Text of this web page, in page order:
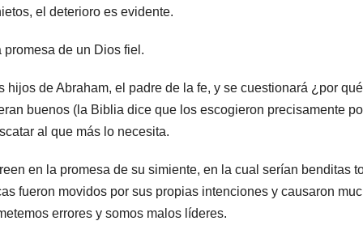
el deterioro es evidente.
de un Dios fiel.
de Abraham, el padre de la fe, y se cuestionará ¿por
buenos (la Biblia dice que los escogieron precisamente
al que más lo necesita.
en la promesa de su simiente, en la cual serían benditas
fueron movidos por sus propias intenciones y causaron
errores y somos malos líderes.